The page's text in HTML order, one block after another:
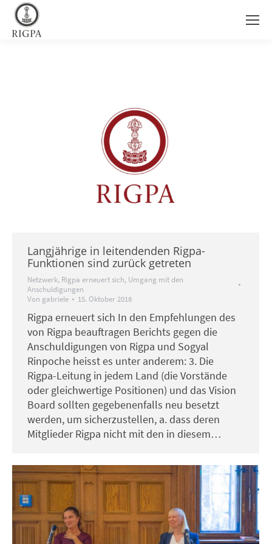
Langjährige in leitendenden Rigpa-
Funktionen sind zurück getreten
Netzwerk, Rigpa erneuert sich, Umgang mit den
Anschuldigungen
Von gabriele 15. Oktober 2018
Rigpa erneuert sich In den Empfehlungen des
von Rigpa beauftragen Berichts gegen die
Anschuldigungen von Rigpa und Sogyal
Rinpoche heisst es unter anderem: 3. Die
Rigpa-Leitung in jedem Land (die Vorstände
oder gleichwertige Positionen) und das Vision
Board sollten gegebenenfalls neu besetzt
werden, um sicherzustellen, a. dass deren
Mitglieder Rigpa nicht mit den in diesem…